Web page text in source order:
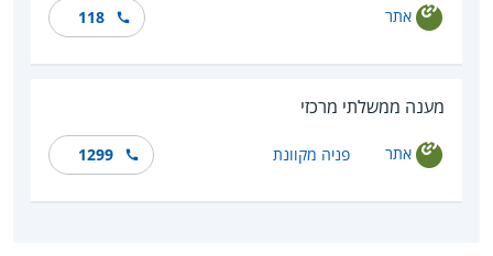
אתר 118
מענה ממשלתי מרכזי
אתר פניה מקוונת 1299